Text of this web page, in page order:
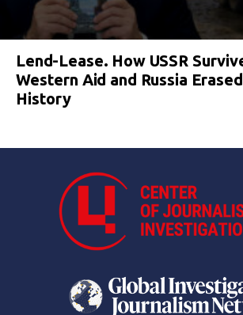
Lend-Lease. How USSR
Western Aid and Russia
History